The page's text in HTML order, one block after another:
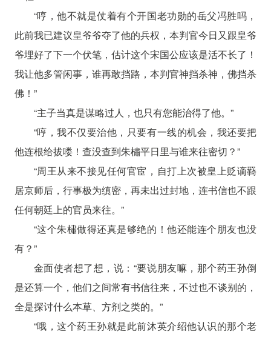
“哼，他不就是仗着有个开国老功勋的岳父冯胜吗，
此前我已建议皇爷爷夺了他的兵权，本判官今日又跟皇爷
爷埋好了下一个伏笔，估计这个宋国公应该是活不长了！
我让他多管闲事，谁再敢挡路，本判官神挡杀神，佛挡杀
佛！”
“主子当真是谋略过人，也只有您能治得了他。”
“哼，我不仅要治他，只要有一线的机会，我还要把
他连根给拔喽！查没查到朱橚平日里与谁来往密切？”
“周王从来不接见任何官宦，自打上次被皇上贬谪羇
居京师后，行事极为缜密，再未出过封地，连书信也不跟
任何朝廷上的官员来往。”
“这个朱橚做得还真是够绝的！他还能连个朋友也没
有？”
金面使者想了想，说：“要说朋友嘛，那个药王孙倒
是还算一个，他们之间常有书信往来，不过也不谈别的，
全是探讨什么本草、方剂之类的。”
“哦，这个药王孙就是此前沐英介绍他认识的那个老